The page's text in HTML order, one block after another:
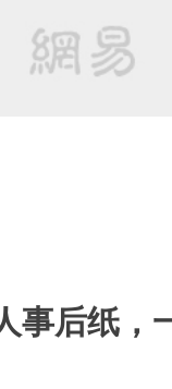
事后纸，